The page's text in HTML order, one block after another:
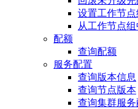
设置工作节
从工作节点
配额
查询配额
服务配置
查询版本信息
查询节点版本
查询集群服